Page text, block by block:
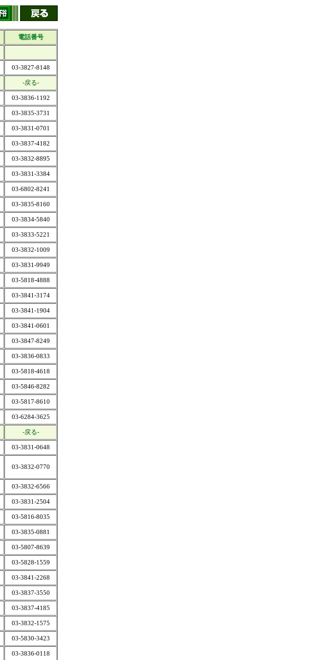
電話番号
03-3827-8148
-戻る-
03-3836-1192
03-3835-3731
03-3831-0701
03-3837-4182
03-3832-8895
03-3831-3384
03-6802-8241
03-3835-8160
03-3834-5840
03-3833-5221
03-3832-1009
03-3831-9949
03-5818-4888
03-3841-3174
03-3841-1904
03-3841-0601
03-3847-8249
03-3836-0833
03-5818-4618
03-5846-8282
03-5817-8610
03-6284-3625
-戻る-
03-3831-0648
03-3832-0770
03-3832-6566
03-3831-2504
03-5816-8035
03-3835-0881
03-5807-8639
03-5828-1559
03-3841-2268
03-3837-3550
03-3837-4185
03-3832-1575
03-5830-3423
03-3836-0118